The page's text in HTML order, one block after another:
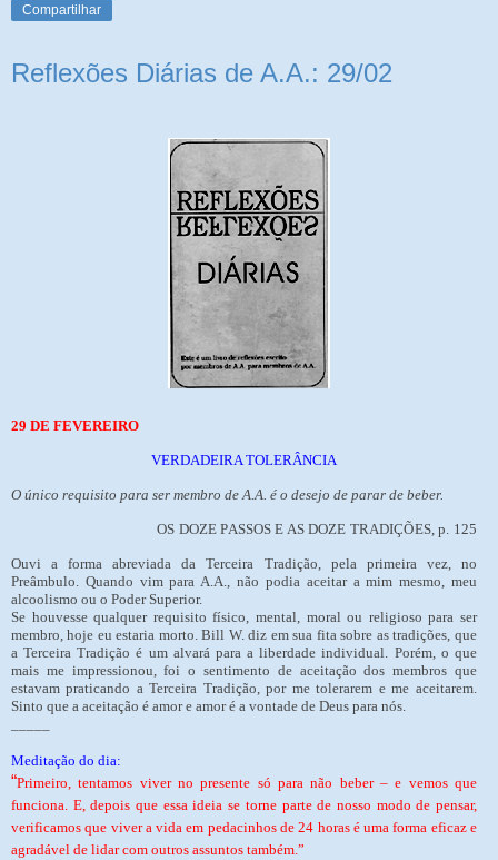
Compartilhar
Reflexões Diárias de A.A.: 29/02
29 DE FEVEREIRO
VERDADEIRA TOLERÂNCIA
O único requisito para ser membro de A.A. é o desejo de parar de beber.
OS DOZE PASSOS E AS DOZE TRADIÇÕES, p. 125
Ouvi a forma abreviada da Terceira Tradição, pela primeira vez, no
Preâmbulo. Quando vim para A.A., não podia aceitar a mim mesmo, meu
alcoolismo ou o Poder Superior.
Se houvesse qualquer requisito físico, mental, moral ou religioso para ser
membro, hoje eu estaria morto. Bill W. diz em sua fita sobre as tradições, que
a Terceira Tradição é um alvará para a liberdade individual. Porém, o que
mais me impressionou, foi o sentimento de aceitação dos membros que
estavam praticando a Terceira Tradição, por me tolerarem e me aceitarem.
Sinto que a aceitação é amor e amor é a vontade de Deus para nós.
Meditação do dia:
“Primeiro, tentamos viver no presente só para não beber – e vemos que
funciona. E, depois que essa ideia se torne parte de nosso modo de pensar,
verificamos que viver a vida em pedacinhos de 24 horas é uma forma eficaz e
agradável de lidar com outros assuntos também.”